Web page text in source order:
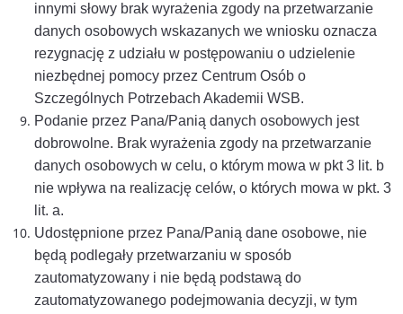
innymi słowy brak wyrażenia zgody na przetwarzanie
danych osobowych wskazanych we wniosku oznacza
rezygnację z udziału w postępowaniu o udzielenie
niezbędnej pomocy przez Centrum Osób o
Szczególnych Potrzebach Akademii WSB.
Podanie przez Pana/Panią danych osobowych jest
dobrowolne. Brak wyrażenia zgody na przetwarzanie
danych osobowych w celu, o którym mowa w pkt 3 lit. b
nie wpływa na realizację celów, o których mowa w pkt. 3
lit. a.
Udostępnione przez Pana/Panią dane osobowe, nie
będą podlegały przetwarzaniu w sposób
zautomatyzowany i nie będą podstawą do
zautomatyzowanego podejmowania decyzji, w tym